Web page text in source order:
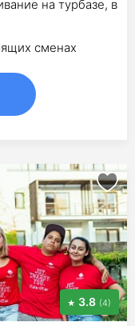
на турбазе, в
сменах
3.8 (4)